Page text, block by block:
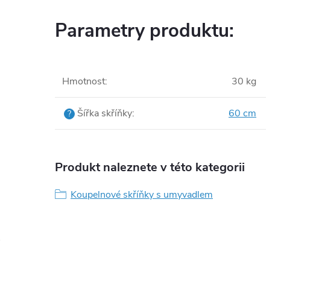
Parametry produktu:
Hmotnost: 30 kg
? Šířka skříňky: 60 cm
Produkt naleznete v této kategorii
Koupelnové skříňky s umyvadlem